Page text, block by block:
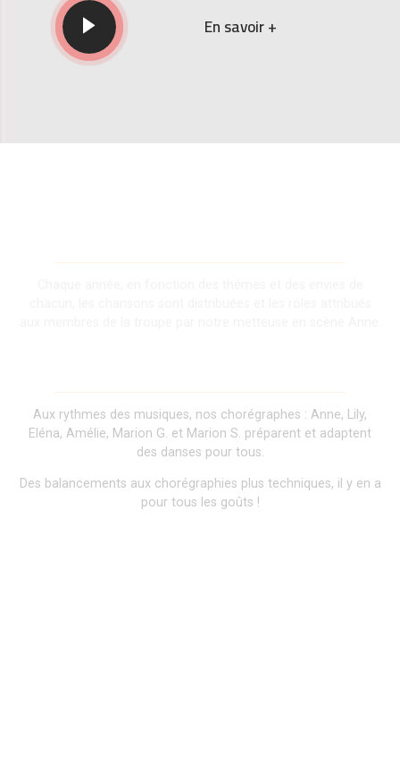
En savoir +
Aux rythmes des musiques, nos chorégraphes : Anne, Lily,
Eléna, Amélie, Marion G. et Marion S. préparent et adaptent
des danses pour tous.
Des balancements aux chorégraphies plus techniques, il y en a
pour tous les goûts !